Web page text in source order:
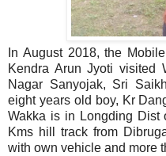
In August 2018, the
Kendra Arun Jyoti visited
Nagar Sanyojak, Sri
eight years old boy, Kr
Wakka is in Longding Dist
Kms hill track from
with own vehicle and more